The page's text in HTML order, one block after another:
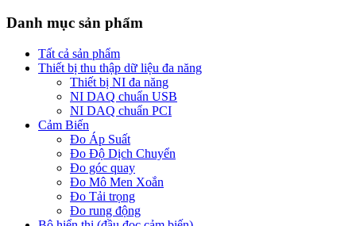
Danh mục sản phẩm
Tất cả sản phẩm
Thiết bị thu thập dữ liệu đa năng
Thiết bị NI đa năng
NI DAQ chuẩn USB
NI DAQ chuẩn PCI
Cảm Biến
Đo Áp Suất
Đo Độ Dịch Chuyển
Đo góc quay
Đo Mô Men Xoắn
Đo Tải trọng
Đo rung động